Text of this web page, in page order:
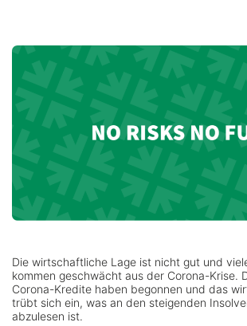
Die wirtschaftliche Lage ist nicht gut und
kommen geschwächt aus der Corona-Krise.
Corona-Kredite haben begonnen und das
trübt sich ein, was an den steigenden
abzulesen ist.